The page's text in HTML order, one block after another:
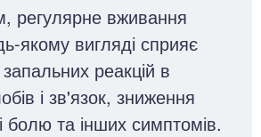
регулярне вживання
якому вигляді сприяє
реакцій в
і зв'язок, зниження
болю та інших симптомів.